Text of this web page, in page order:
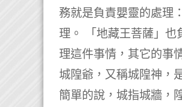
務就是負責嬰靈的處理
理。 「地藏王菩薩」也
理這件事情，其它的事
城隍爺，又稱城隍神，
簡單的說，城指城牆，